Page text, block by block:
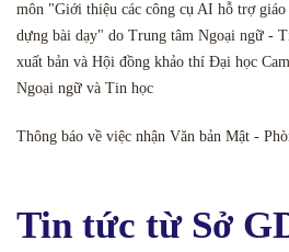
môn "Giới thiệu các công cụ AI hỗ trợ
dựng bài dạy" do Trung tâm Ngoại ngữ -
xuất bản và Hội đồng khảo thí Đại học
Ngoại ngữ và Tin học
Thông báo về việc nhận Văn bản Mật -
Tin tức từ Sở